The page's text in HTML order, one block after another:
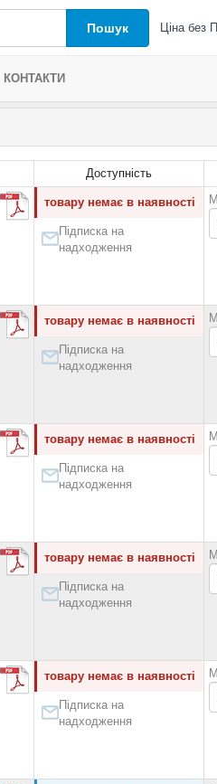
Пошук Ціна без
КОНТАКТИ
Доступність
товару немає в наявності
Підписка на
надходження
товару немає в наявності
Підписка на
надходження
товару немає в наявності
Підписка на
надходження
товару немає в наявності
Підписка на
надходження
товару немає в наявності
Підписка на
надходження